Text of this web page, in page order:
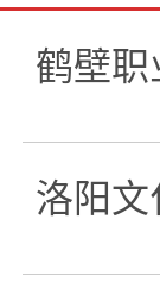
鹤壁职
洛阳